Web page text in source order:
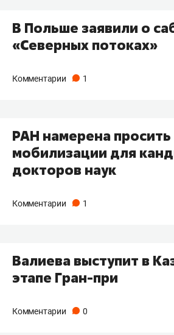
В Польше заявили о
«Северных потоках»
Комментарии 1
РАН намерена просить
мобилизации для
докторов наук
Комментарии 1
Валиева выступит в
этапе Гран-при
Комментарии 0